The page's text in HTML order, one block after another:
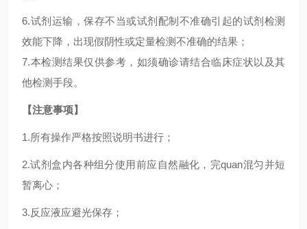
6.试剂运输，保存不当或试剂配制不准确引起的试剂检测
效能下降，出现假阴性或定量检测不准确的结果；
7.本检测结果仅供参考，如须确诊请结合临床症状以及其
他检测手段。
【注意事项】
1.所有操作严格按照说明书进行；
2.试剂盒内各种组分使用前应自然融化，完quan混匀并短
暂离心；
3.反应液应避光保存；